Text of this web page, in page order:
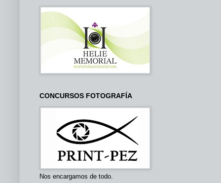
CONCURSOS FOTOGRAFÍA
Nos encargamos de todo.